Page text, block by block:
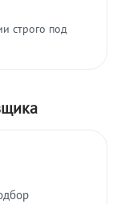
строго под